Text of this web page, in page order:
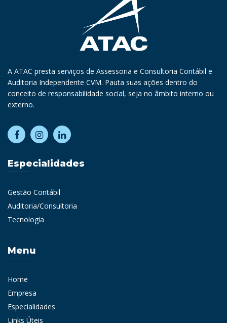
A ATAC presta serviços de Assessoria e Consultoria Contábil e
Auditoria Independente CVM. Pauta suas ações dentro do
conceito de responsabilidade social, seja no âmbito interno ou
externo.
Especialidades
Gestão Contábil
Auditoria/Consultoria
Tecnologia
Menu
Home
Empresa
Especialidades
Links Úteis